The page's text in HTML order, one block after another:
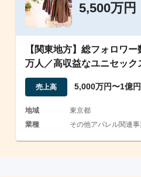
5,500万円
【関東地方】総フォロワー
万人／高収益なユニセック
パレルＥＣブランド事業
売上高 5,000万円〜1億円
地域
東京都
業種
その他アパレル関連